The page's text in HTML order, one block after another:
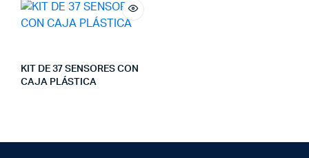
KIT DE 37 SENSORES CON
CAJA PLÁSTICA